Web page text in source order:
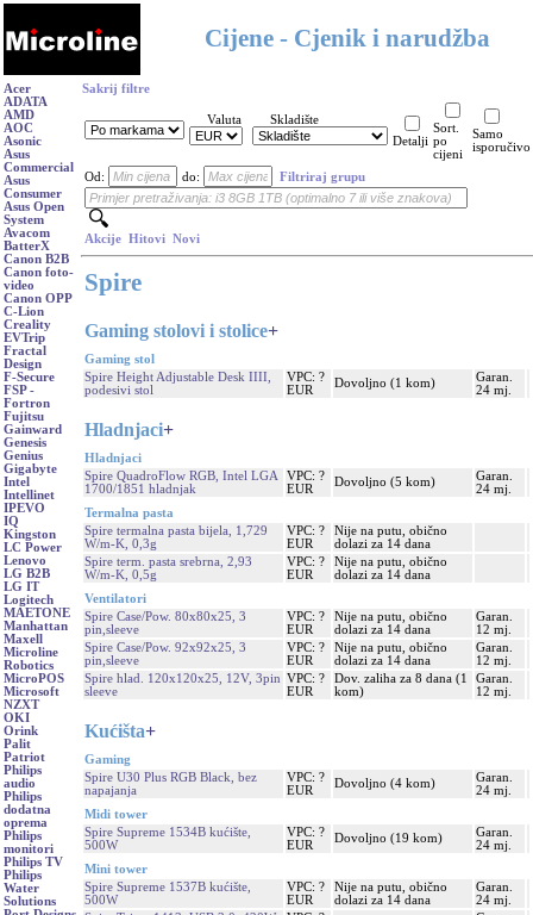
Cijene - Cjenik i narudžba
Acer
ADATA
AMD
AOC
Asonic
Asus
Commercial
Asus
Consumer
Asus Open
System
Avacom
BatterX
Canon B2B
Canon foto-
video
Canon OPP
C-Lion
Creality
EVTrip
Fractal
Design
F-Secure
FSP -
Fortron
Fujitsu
Gainward
Genesis
Genius
Gigabyte
Intel
Intellinet
IPEVO
IQ
Kingston
LC Power
Lenovo
LG B2B
LG IT
Logitech
MAETONE
Manhattan
Maxell
Microline
Robotics
MicroPOS
Microsoft
NZXT
OKI
Orink
Palit
Patriot
Philips
audio
Philips
dodatna
oprema
Philips
monitori
Philips TV
Philips
Water
Solutions
Sakrij filtre
Valuta
Skladište
Detalji
Sort.
po
cijeni
Samo
isporučivo
Od: do: Filtriraj grupu
Akcije Hitovi Novi
Spire
Gaming stolovi i stolice+
Gaming stol
Spire Height Adjustable Desk IIII,
podesivi stol
VPC: ?
EUR
Dovoljno (1 kom)
Garan.
24 mj.
Hladnjaci+
Hladnjaci
Spire QuadroFlow RGB, Intel LGA
1700/1851 hladnjak
VPC: ?
EUR
Dovoljno (5 kom)
Garan.
24 mj.
Termalna pasta
Spire termalna pasta bijela, 1,729
W/m-K, 0,3g
VPC: ?
EUR
Nije na putu, obično
dolazi za 14 dana
Spire term. pasta srebrna, 2,93
W/m-K, 0,5g
VPC: ?
EUR
Nije na putu, obično
dolazi za 14 dana
Ventilatori
Spire Case/Pow. 80x80x25, 3
pin,sleeve
VPC: ?
EUR
Nije na putu, obično
dolazi za 14 dana
Garan.
12 mj.
Spire Case/Pow. 92x92x25, 3
pin,sleeve
VPC: ?
EUR
Nije na putu, obično
dolazi za 14 dana
Garan.
12 mj.
Spire hlad. 120x120x25, 12V, 3pin
sleeve
VPC: ?
EUR
Dov. zaliha za 8 dana (1
kom)
Garan.
12 mj.
Kućišta+
Gaming
Spire U30 Plus RGB Black, bez
napajanja
VPC: ?
EUR
Dovoljno (4 kom)
Garan.
24 mj.
Midi tower
Spire Supreme 1534B kućište,
500W
VPC: ?
EUR
Dovoljno (19 kom)
Garan.
24 mj.
Mini tower
Spire Supreme 1537B kućište,
500W
VPC: ?
EUR
Nije na putu, obično
dolazi za 14 dana
Garan.
24 mj.